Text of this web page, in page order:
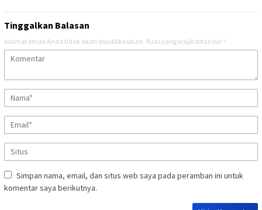
Tinggalkan Balasan
Alamat email Anda tidak akan dipublikasikan. Ruas yang wajib ditandai *
Simpan nama, email, dan situs web saya pada peramban ini untuk
komentar saya berikutnya.